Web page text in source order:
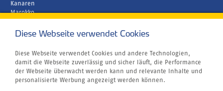
Kanaren
Marokko
Unternehmen
Atmosfair CO2 Kompensation
Airline Blacklist
Bildnachweis
Centrum für Reisemedizin
Diese Webseite verwendet Cookies
Diese Webseite verwendet Cookies und andere Technologien,
damit die Webseite zuverlässig und sicher läuft, die Performance
der Webseite überwacht werden kann und relevante Inhalte und
personalisierte Werbung angezeigt werden können.